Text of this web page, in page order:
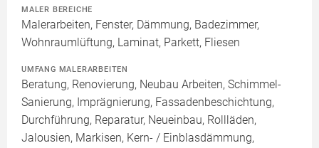
MALER BEREICHE
Malerarbeiten, Fenster, Dämmung, Badezimmer,
Wohnraumlüftung, Laminat, Parkett, Fliesen
UMFANG MALERARBEITEN
Beratung, Renovierung, Neubau Arbeiten, Schimmel-
Sanierung, Imprägnierung, Fassadenbeschichtung,
Durchführung, Reparatur, Neueinbau, Rollläden,
Jalousien, Markisen, Kern- / Einblasdämmung,